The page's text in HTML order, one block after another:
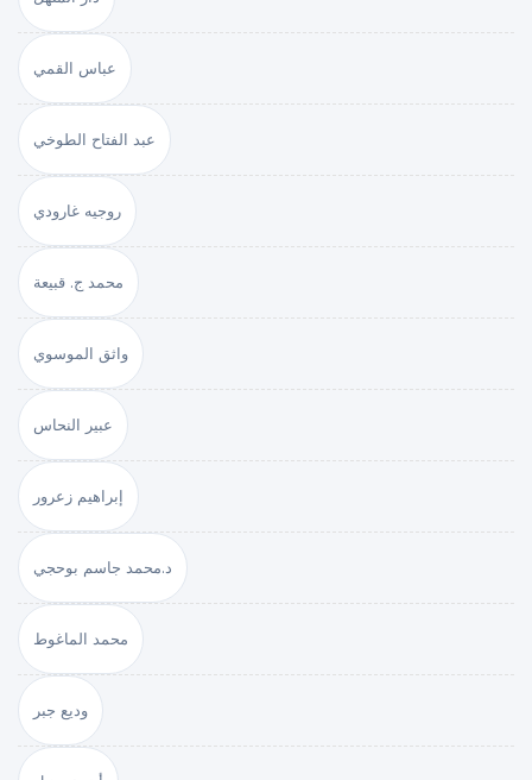
عباس القمي
عبد الفتاح الطوخي
روجيه غارودي
محمد ج. قبيعة
واثق الموسوي
عبير النحاس
إبراهيم زعرور
د.محمد جاسم بوحجي
محمد الماغوط
وديع جبر